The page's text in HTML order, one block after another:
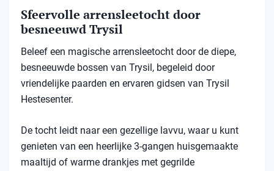
Sfeervolle arrensleetocht door
besneeuwd Trysil​
Beleef een magische arrensleetocht door de diepe,
besneeuwde bossen van Trysil, begeleid door
vriendelijke paarden en ervaren gidsen van Trysil
Hestesenter.
De tocht leidt naar een gezellige lavvu, waar u kunt
genieten van een heerlijke 3-gangen huisgemaakte
maaltijd of warme drankjes met gegrilde